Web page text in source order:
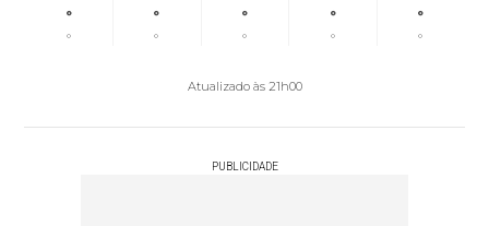
°
°
°
°
°
°
°
°
°
°
Atualizado às 21h00
PUBLICIDADE